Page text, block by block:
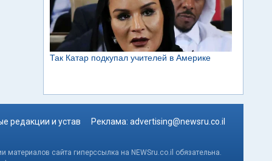
редакции и устав Реклама: advertising@newsru.co.il
сайта гиперссылка на NEWSru.co.il обязательна.